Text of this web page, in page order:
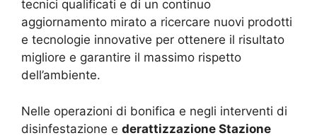
tecnici qualificati e di un continuo
aggiornamento mirato a ricercare nuovi prodotti
e tecnologie innovative per ottenere il risultato
migliore e garantire il massimo rispetto
dell’ambiente.
Nelle operazioni di bonifica e negli interventi di
disinfestazione e derattizzazione Stazione